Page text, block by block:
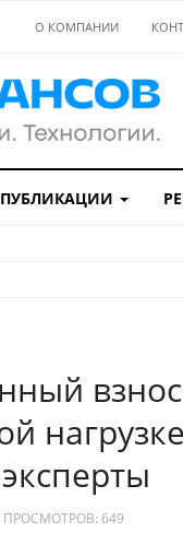
О КОМПАНИИ
ПУБЛИКАЦИИ
ПРОСМОТРОВ: 649